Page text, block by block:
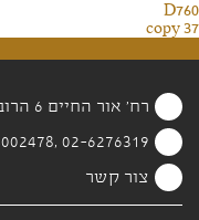
D760
37 copy
רח' אור החיים 6 הרובע היהודי, ירושלים
02-6276319 ,052-4002478
צור קשר